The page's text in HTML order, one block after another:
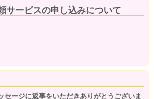
サービスの申し込みについて
セージに返事をいただきありがとうございま